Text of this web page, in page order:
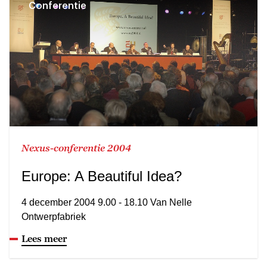
Conferentie
Nexus-conferentie 2004
Europe: A Beautiful Idea?
4 december 2004 9.00 - 18.10 Van Nelle
Ontwerpfabriek
Lees meer